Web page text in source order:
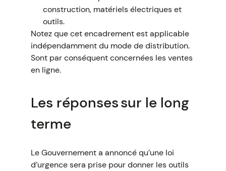
construction, matériels électriques et
outils.
Notez que cet encadrement est applicable
indépendamment du mode de distribution.
Sont par conséquent concernées les ventes
en ligne.
Les réponses sur le long
terme
Le Gouvernement a annoncé qu’une loi
d’urgence sera prise pour donner les outils